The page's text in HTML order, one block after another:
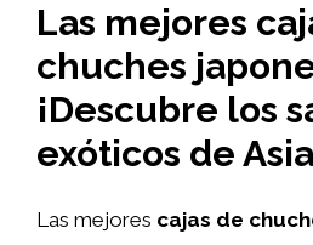
Las mejores
chuches
¡Descubre los
exóticos de
Las mejores cajas de